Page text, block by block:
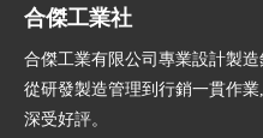
合傑工業社
合傑工業有限公司專業設計製
從研發製造管理到行銷一貫作業
深受好評。